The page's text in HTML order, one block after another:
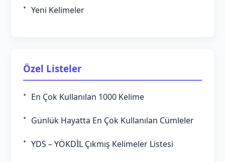
Yeni Kelimeler
Özel Listeler
En Çok Kullanılan 1000 Kelime
Günlük Hayatta En Çok Kullanılan Cümleler
YDS – YÖKDİL Çıkmış Kelimeler Listesi